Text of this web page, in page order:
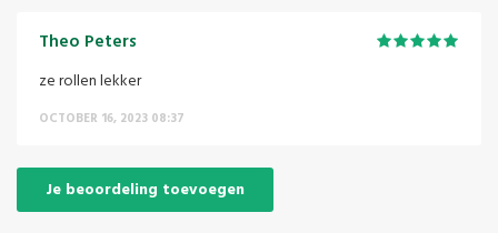
Theo Peters
ze rollen lekker
OCTOBER 16, 2023 08:37
Je beoordeling toevoegen